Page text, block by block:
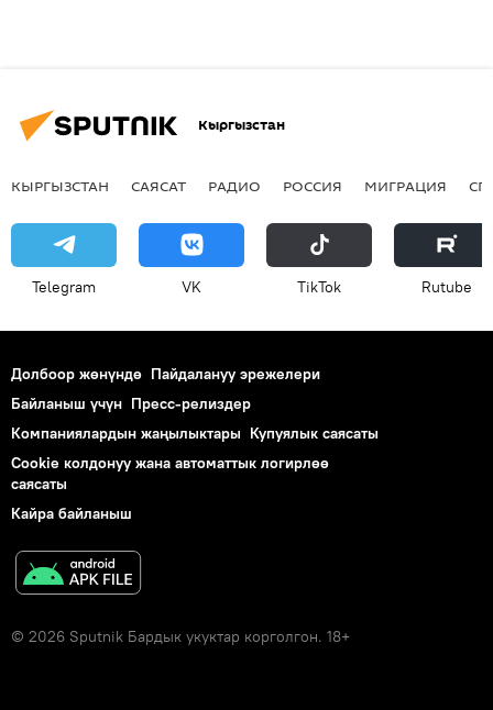
Кыргызстан
КЫРГЫЗСТАН САЯСАТ РАДИО РОССИЯ МИГРАЦИЯ
Telegram VK ТikТоk Rutube
Долбоор жөнүндө Пайдалануу эрежелери
Байланыш үчүн Пресс-релиздер
Компаниялардын жаңылыктары Купуялык саясаты
Cookie колдонуу жана автоматтык логирлөө
саясаты
Кайра байланыш
© 2026 Sputnik Бардык укуктар корголгон. 18+